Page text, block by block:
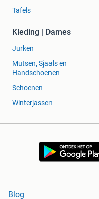
Tafels
Kleding | Dames
Jurken
Mutsen, Sjaals en
Handschoenen
Schoenen
Winterjassen
Blog